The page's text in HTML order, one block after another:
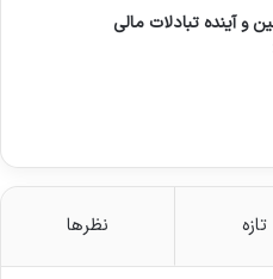
و آینده تبادلات مالی
تازه نظرها